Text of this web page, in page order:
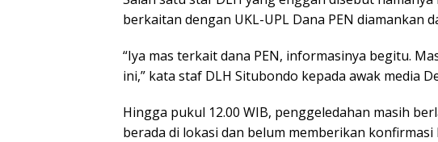
berkaitan dengan UKL-UPL Dana PEN diamankan
“Iya mas terkait dana PEN, informasinya begitu.
ini,” kata staf DLH Situbondo kepada awak media
Hingga pukul 12.00 WIB, penggeledahan masih
berada di lokasi dan belum memberikan konfirmasi